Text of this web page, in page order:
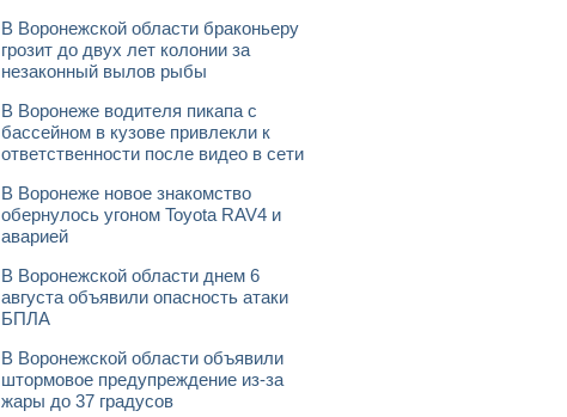
В Воронежской области браконьеру
грозит до двух лет колонии за
незаконный вылов рыбы
В Воронеже водителя пикапа с
бассейном в кузове привлекли к
ответственности после видео в сети
В Воронеже новое знакомство
обернулось угоном Toyota RAV4 и
аварией
В Воронежской области днем 6
августа объявили опасность атаки
БПЛА
В Воронежской области объявили
штормовое предупреждение из-за
жары до 37 градусов